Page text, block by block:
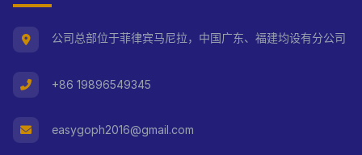
公司总部位于菲律宾马尼拉，中国广东、福建均设有分公司
+86 19896549345
easygoph2016@gmail.com